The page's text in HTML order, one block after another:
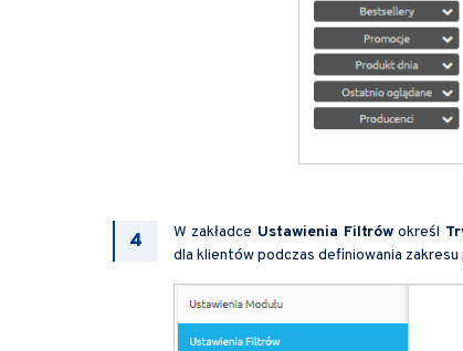
W zakładce Ustawienia Filtrów określ
dla klientów podczas definiowania zakresu